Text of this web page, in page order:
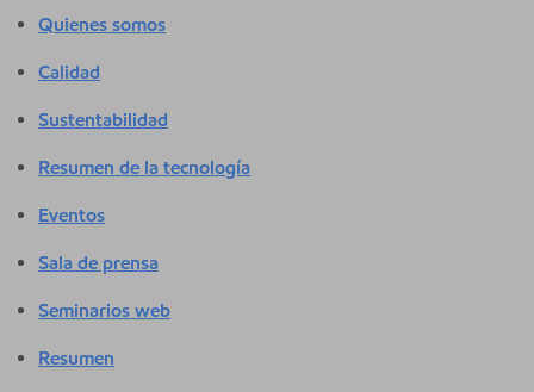
Quienes somos
Calidad
Sustentabilidad
Resumen de la tecnología
Eventos
Sala de prensa
Seminarios web
Resumen